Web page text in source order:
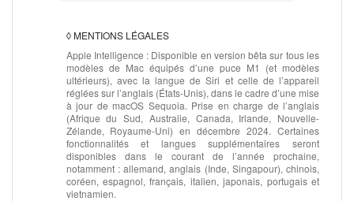
◊ MENTIONS LÉGALES
Apple Intelligence : Disponible en version bêta sur tous les
modèles de Mac équipés d’une puce M1 (et modèles
ultérieurs), avec la langue de Siri et celle de l’appareil
réglées sur l’anglais (États‑Unis), dans le cadre d’une mise
à jour de macOS Sequoia. Prise en charge de l’anglais
(Afrique du Sud, Australie, Canada, Irlande, Nouvelle-
Zélande, Royaume-Uni) en décembre 2024. Certaines
fonctionnalités et langues supplé­mentaires seront
disponibles dans le courant de l’année prochaine,
notamment : allemand, anglais (Inde, Singapour), chinois,
coréen, espagnol, français, italien, japonais, portugais et
vietnamien.